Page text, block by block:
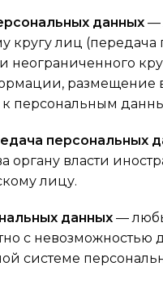
данных —
кругу лиц
к персональным
персональных
органу власти
лицу.
данных —
с
системе